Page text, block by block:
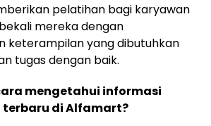
pelatihan bagi karyawan
mereka dengan
keterampilan yang dibutuhkan
tugas dengan baik.
mengetahui informasi
terbaru di Alfamart?